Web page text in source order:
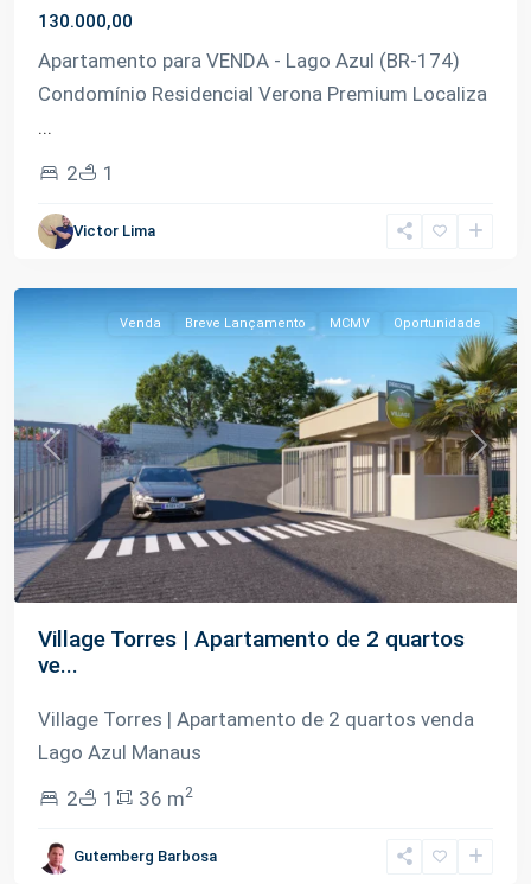
130.000,00
Apartamento para VENDA - Lago Azul (BR-174)
Condomínio Residencial Verona Premium Localiza
...
2
1
Victor Lima
Lago
Azul,
Previous Next
Venda Breve Lançamento MCMV Oportunidade
Village Torres | Apartamento de 2 quartos
ve...
Village Torres | Apartamento de 2 quartos venda
Lago Azul Manaus
2
1 36 m2
Gutemberg Barbosa
Azul,